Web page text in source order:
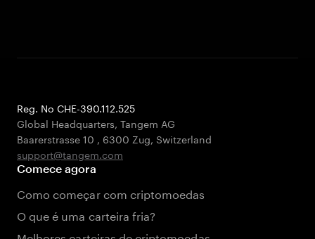
Reg. No CHE-390.112.525
Global Headquarters, Tangem AG
Baarerstrasse 10 , 6300 Zug, Switzerland
support@tangem.com
Comece agora
Como começar com criptomoedas
O que é uma carteira fria?